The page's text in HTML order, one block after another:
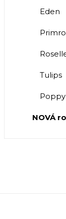
Eden
Tulips
Poppy
NOVÁ